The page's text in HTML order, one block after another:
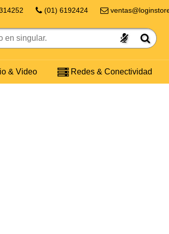
(01) 6192424
& Video Redes & Conectividad